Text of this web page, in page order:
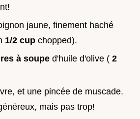
jaune, finement haché
1/2 cup chopped).
à soupe d'huile d'olive ( 2
et une pincée de muscade.
mais pas trop!